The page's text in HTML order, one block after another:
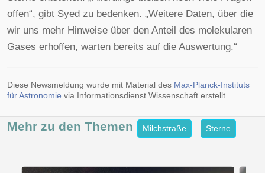
offen“, gibt Syed zu bedenken. „Weitere Daten, über die
wir uns mehr Hinweise über den Anteil des molekularen
Gases erhoffen, warten bereits auf die Auswertung.“
Diese Newsmeldung wurde mit Material des Max-Planck-Instituts
für Astronomie via Informationsdienst Wissenschaft erstellt.
Mehr zu den Themen Milchstraße Sterne